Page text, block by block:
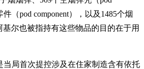
（pod component），以及1485个烟
基尔也被指持有这些物品的目的在于用
当局首次提控涉及在住家制造含有依托